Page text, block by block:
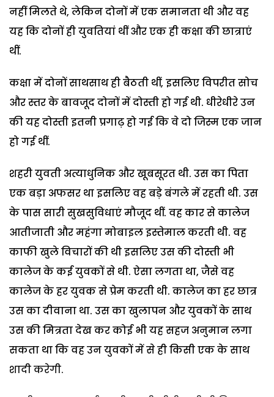
नहीं मिलते थे, लेकिन दोनों में एक समानता थी और वह
यह कि दोनों ही युवतियां थीं और एक ही कक्षा की छात्राएं
थीं.
कक्षा में दोनों साथसाथ ही बैठती थीं, इसलिए विपरीत सोच
और स्तर के बावजूद दोनों में दोस्ती हो गई थी. धीरेधीरे उन
की यह दोस्ती इतनी प्रगाढ़ हो गई कि वे दो जिस्म एक जान
हो गई थीं.
शहरी युवती अत्याधुनिक और खूबसूरत थी. उस का पिता
एक बड़ा अफसर था इसलिए वह बड़े बंगले में रहती थी. उस
के पास सारी सुखसुविधाएं मौजूद थीं. वह कार से कालेज
आतीजाती और महंगा मोबाइल इस्तेमाल करती थी. वह
काफी खुले विचारों की थी इसलिए उस की दोस्ती भी
कालेज के कई युवकों से थी. ऐसा लगता था, जैसे वह
कालेज के हर युवक से प्रेम करती थी. कालेज का हर छात्र
उस का दीवाना था. उस का खुलापन और युवकों के साथ
उस की मित्रता देख कर कोई भी यह सहज अनुमान लगा
सकता था कि वह उन युवकों में से ही किसी एक के साथ
शादी करेगी.